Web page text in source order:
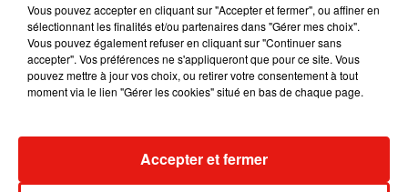
son nouvel album… avec des
invités...
Au Guatemala, le volcan de
Vous pouvez accepter en cliquant sur "Accepter et fermer", ou affiner en
sélectionnant les finalités et/ou partenaires dans "Gérer mes choix".
Vous pouvez également refuser en cliquant sur "Continuer sans
accepter". Vos préférences ne s'appliqueront que pour ce site. Vous
pouvez mettre à jour vos choix, ou retirer votre consentement à tout
moment via le lien "Gérer les cookies" situé en bas de chaque page.
Accepter et fermer